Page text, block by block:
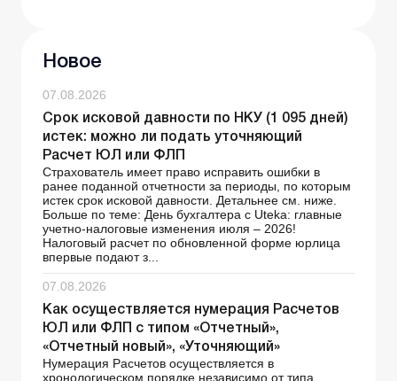
Новое
07.08.2026
Срок исковой давности по НКУ (1 095 дней)
истек: можно ли подать уточняющий
Расчет ЮЛ или ФЛП
Страхователь имеет право исправить ошибки в
ранее поданной отчетности за периоды, по которым
истек срок исковой давности. Детальнее см. ниже.
Больше по теме: День бухгалтера с Uteka: главные
учетно-налоговые изменения июля – 2026!
Налоговый расчет по обновленной форме юрлица
впервые подают з...
07.08.2026
Как осуществляется нумерация Расчетов
ЮЛ или ФЛП с типом «Отчетный»,
«Отчетный новый», «Уточняющий»
Нумерация Расчетов осуществляется в
хронологическом порядке независимо от типа